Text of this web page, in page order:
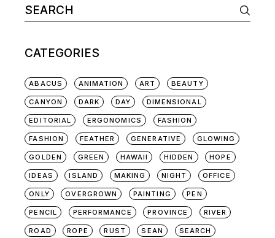
Search
for:
CATEGORIES
ABACUS ANIMATION ART BEAUTY
CANYON DARK DAY DIMENSIONAL
EDITORIAL ERGONOMICS FASHION
FASHION FEATHER GENERATIVE GLOWING
GOLDEN GREEN HAWAII HIDDEN HOPE
IDEAS ISLAND MAKING NIGHT OFFICE
ONLY OVERGROWN PAINTING PEN
PENCIL PERFORMANCE PROVINCE RIVER
ROAD ROPE RUST SEAN SEARCH